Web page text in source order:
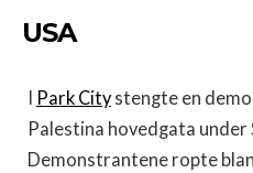
USA
Park Citystengte en
Palestina hovedgata
Demonstrantene ropte